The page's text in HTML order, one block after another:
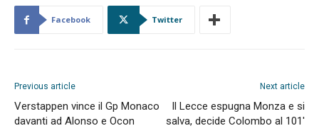
Facebook Twitter
Previous article
Verstappen vince il Gp Monaco
davanti ad Alonso e Ocon
Next article
Il Lecce espugna Monza e si
salva, decide Colombo al 101′